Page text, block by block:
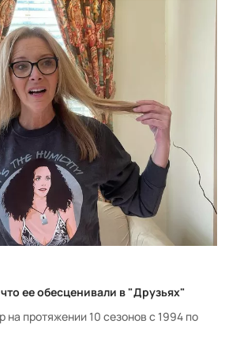
ее обесценивали в "Друзьях"
протяжении 10 сезонов с 1994 по